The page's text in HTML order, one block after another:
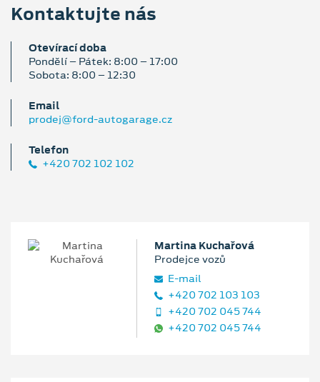
Kontaktujte nás
Otevírací doba
Pondělí – Pátek: 8:00 – 17:00
Sobota: 8:00 – 12:30
Email
prodej@ford-autogarage.cz
Telefon
+420 702 102 102
Martina Kuchařová
Prodejce vozů
E‑mail
+420 702 103 103
+420 702 045 744
+420 702 045 744